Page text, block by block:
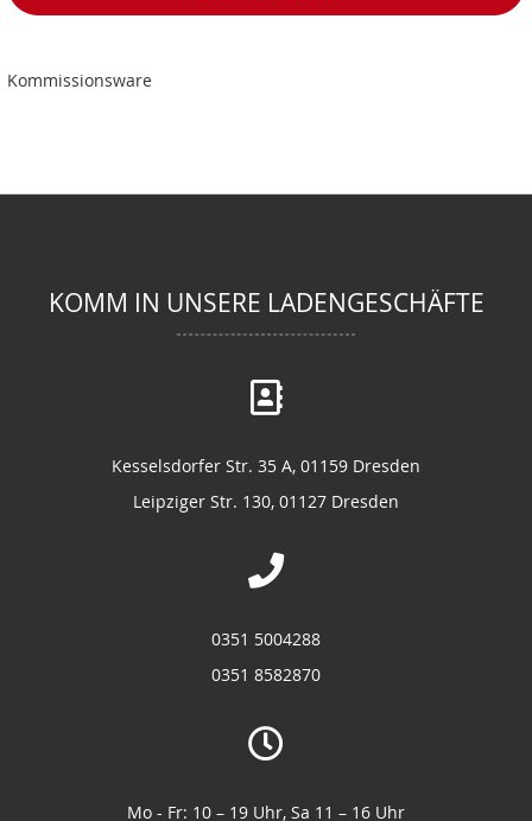
Kommissionsware
KOMM IN UNSERE LADENGESCHÄFTE
Kesselsdorfer Str. 35 A, 01159 Dresden
Leipziger Str. 130, 01127 Dresden
0351 5004288
0351 8582870
Mo - Fr: 10 – 19 Uhr, Sa 11 – 16 Uhr